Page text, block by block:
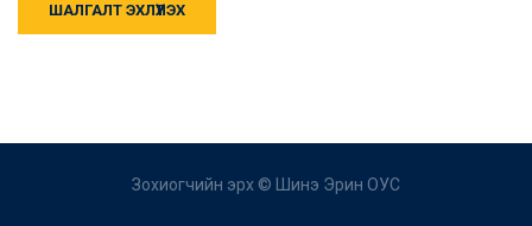
ШАЛГАЛТ ЭХЛҮҮЛЭХ
Зохиогчийн эрх © Шинэ Эрин ОУС